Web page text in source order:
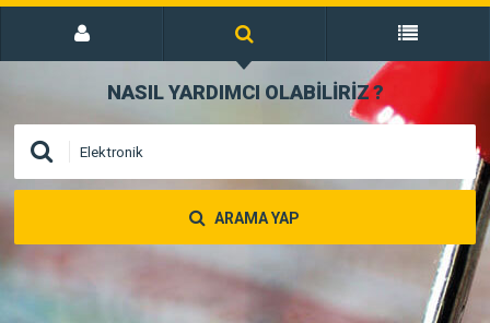
NASIL YARDIMCI OLABİLİRİZ?
ARAMA YAP